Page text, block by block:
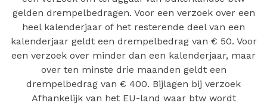
gelden drempelbedragen. Voor een verzoek over een
heel kalenderjaar of het resterende deel van een
kalenderjaar geldt een drempelbedrag van € 50. Voor
een verzoek over minder dan een kalenderjaar, maar
over ten minste drie maanden geldt een
drempelbedrag van € 400. Bijlagen bij verzoek
Afhankelijk van het EU-land waar btw wordt